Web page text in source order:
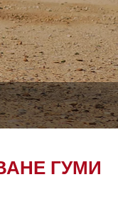
ГУМИ